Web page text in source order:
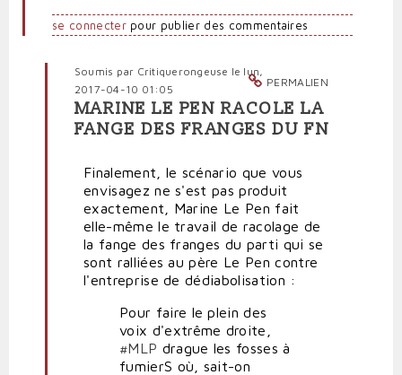
se connecterpour publier des commentaires
PERMALIEN
Soumis par Critiquerongeuse le lun,
2017-04-10 01:05
En
réponse
Echec
de
la
dédiabolisation,
de
l'aveu
des
MARINE LE PEN RACOLE LA
FANGE DES FRANGES DU FN
Finalement, le scénario que vous
envisagez ne s'est pas produit
exactement, Marine Le Pen fait
elle-même le travail de racolage de
la fange des franges du parti qui se
sont ralliées au père Le Pen contre
l'entreprise de dédiabolisation :
Pour faire le plein des
voix d'extrême droite,
#MLP drague les fosses à
fumierS où, sait-on